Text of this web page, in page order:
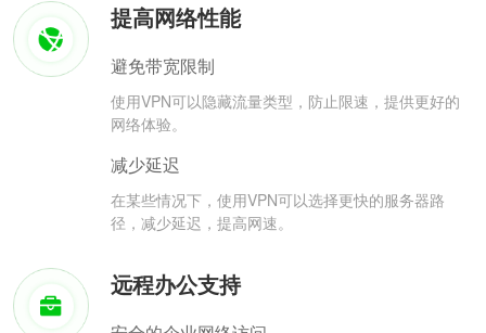
提高网络性能
避免带宽限制
使用VPN可以隐藏流量类型，防止限速，提供更好的
网络体验。
减少延迟
在某些情况下，使用VPN可以选择更快的服务器路
径，减少延迟，提高网速。
远程办公支持